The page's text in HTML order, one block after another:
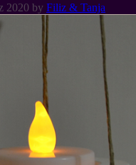
2020 by Filiz & Tanja